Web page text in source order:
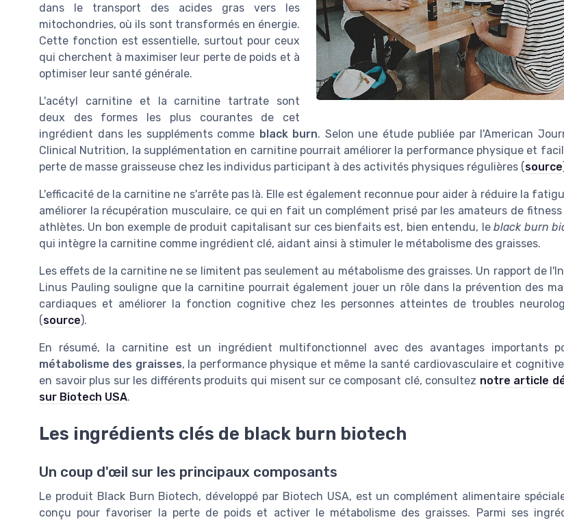
dans le transport des acides gras vers les
mitochondries, où ils sont transformés en énergie.
Cette fonction est essentielle, surtout pour ceux
qui cherchent à maximiser leur perte de poids et à
optimiser leur santé générale.
L'acétyl carnitine et la carnitine tartrate sont
deux des formes les plus courantes de cet
ingrédient dans les suppléments comme black burn. Selon une étude publiée par l'American
Clinical Nutrition, la supplémentation en carnitine pourrait améliorer la performance physique et
perte de masse graisseuse chez les individus participant à des activités physiques régulières (source
L'efficacité de la carnitine ne s'arrête pas là. Elle est également reconnue pour aider à réduire la
améliorer la récupération musculaire, ce qui en fait un complément prisé par les amateurs de
athlètes. Un bon exemple de produit capitalisant sur ces bienfaits est, bien entendu, leblack burn
qui intègre la carnitine comme ingrédient clé, aidant ainsi à stimuler le métabolisme des graisses.
Les effets de la carnitine ne se limitent pas seulement au métabolisme des graisses. Un rapport de
Linus Pauling souligne que la carnitine pourrait également jouer un rôle dans la prévention des
cardiaques et améliorer la fonction cognitive chez les personnes atteintes de troubles
(source).
En résumé, la carnitine est un ingrédient multifonctionnel avec des avantages importants
métabolisme des graisses, la performance physique et même la santé cardiovasculaire et
en savoir plus sur les différents produits qui misent sur ce composant clé, consultez notre article
sur Biotech USA.
Les ingrédients clés de black burn biotech
Un coup d'œil sur les principaux composants
Le produit Black Burn Biotech, développé par Biotech USA, est un complément alimentaire
conçu pour favoriser la perte de poids et activer le métabolisme des graisses. Parmi ses